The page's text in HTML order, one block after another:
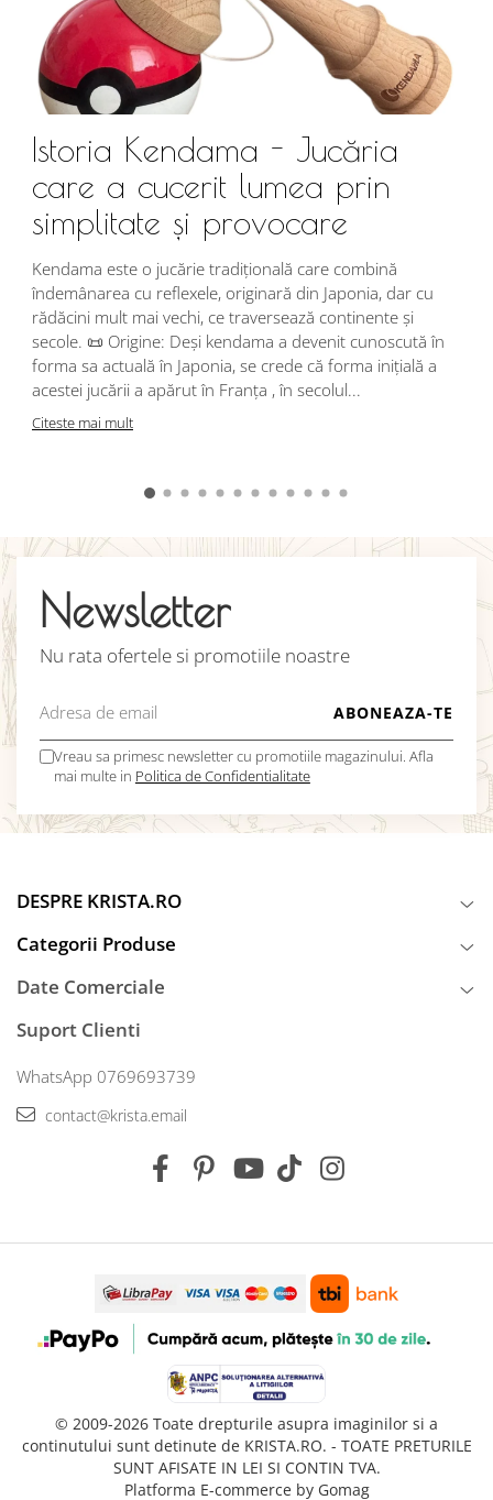
Istoria Kendama - Jucăria
care a cucerit lumea prin
simplitate și provocare
Kendama este o jucărie tradițională care combină
îndemânarea cu reflexele, originară din Japonia, dar cu
rădăcini mult mai vechi, ce traversează continente și
secole. 📜 Origine: Deși kendama a devenit cunoscută în
forma sa actuală în Japonia, se crede că forma inițială a
acestei jucării a apărut în Franța , în secolul...
Citeste mai mult
Newsletter
Nu rata ofertele si promotiile noastre
Vreau sa primesc newsletter cu promotiile magazinului. Afla
mai multe in Politica de Confidentialitate
DESPRE KRISTA.RO
Categorii Produse
Date Comerciale
Suport Clienti
WhatsApp 0769693739
contact@krista.email
© 2009-2026 Toate drepturile asupra imaginilor si a
continutului sunt detinute de KRISTA.RO. - TOATE PRETURILE
SUNT AFISATE IN LEI SI CONTIN TVA.
Platforma E-commerce by Gomag